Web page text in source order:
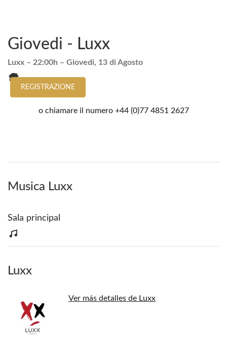
Giovedi - Luxx
Luxx – 22:00h – Giovedi, 13 di Agosto
REGISTRAZIONE
o chiamare il numero +44 (0)77 4851 2627
Musica Luxx
Sala principal
Luxx
Ver más detalles de Luxx